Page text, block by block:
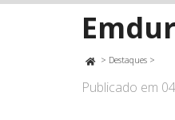
> Destaques >
Publicado em